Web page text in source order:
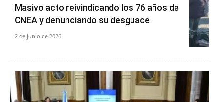
Masivo acto reivindicando los 76 años de
CNEA y denunciando su desguace
2 de junio de 2026